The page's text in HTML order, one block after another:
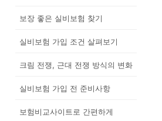
보장 좋은 실비보험 찾기
실비보험 가입 조건 살펴보기
크림 전쟁, 근대 전쟁 방식의 변화
실비보험 가입 전 준비사항
보험비교사이트로 간편하게